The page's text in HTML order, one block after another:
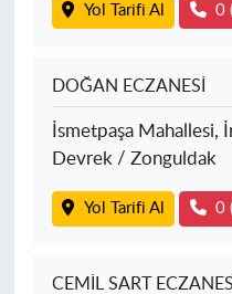
Yol Tarifi Al 0
DOĞAN ECZANESİ
İsmetpaşa Mahallesi,
Devrek / Zonguldak
Yol Tarifi Al 0
CEMİL SART ECZANESİ